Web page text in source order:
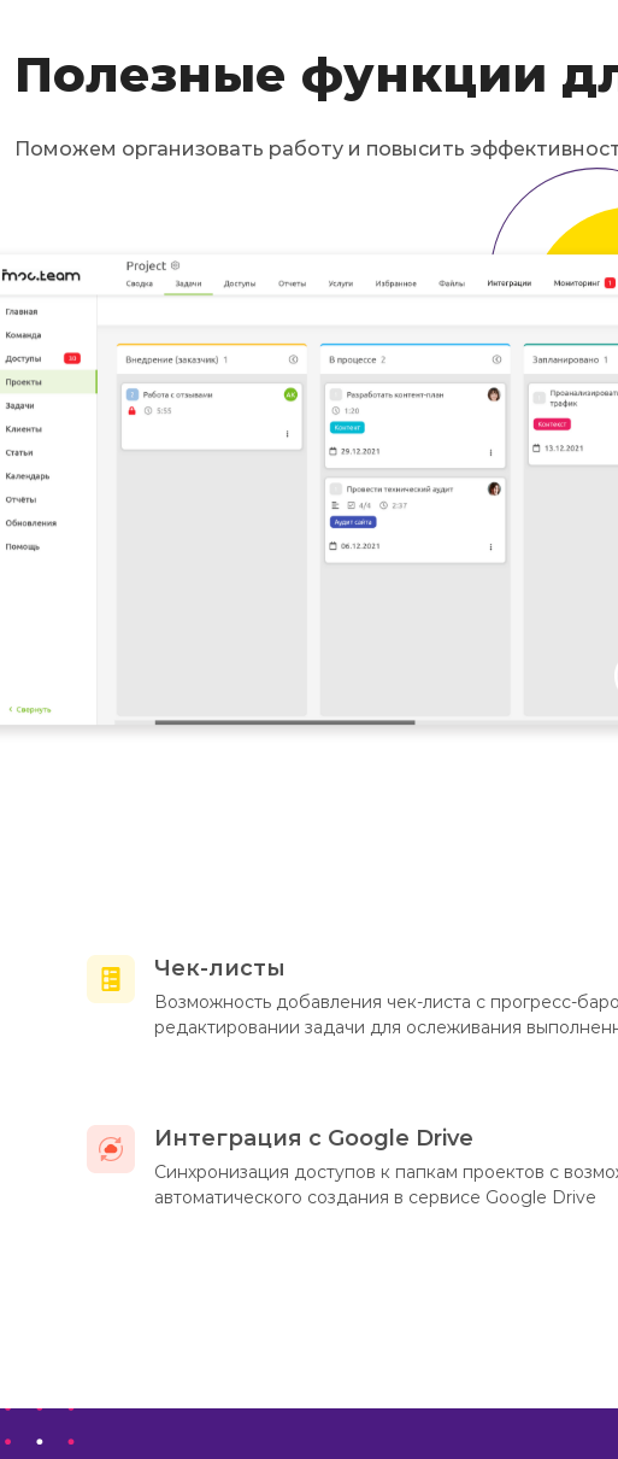
Полезные функции
Поможем организовать работу и повысить
Чек-листы
Возможность добавления чек-листа с прогресс-
редактировании задачи для ослеживания
Интеграция с Google Drive
Синхронизация доступов к папкам проектов с
автоматического создания в сервисе Google Drive